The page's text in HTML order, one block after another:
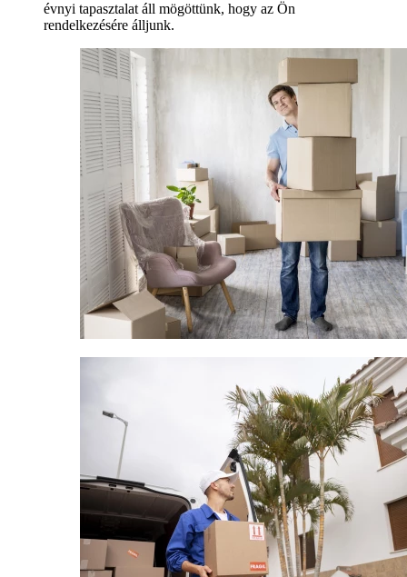
évnyi tapasztalat áll mögöttünk, hogy az Ön
rendelkezésére álljunk.